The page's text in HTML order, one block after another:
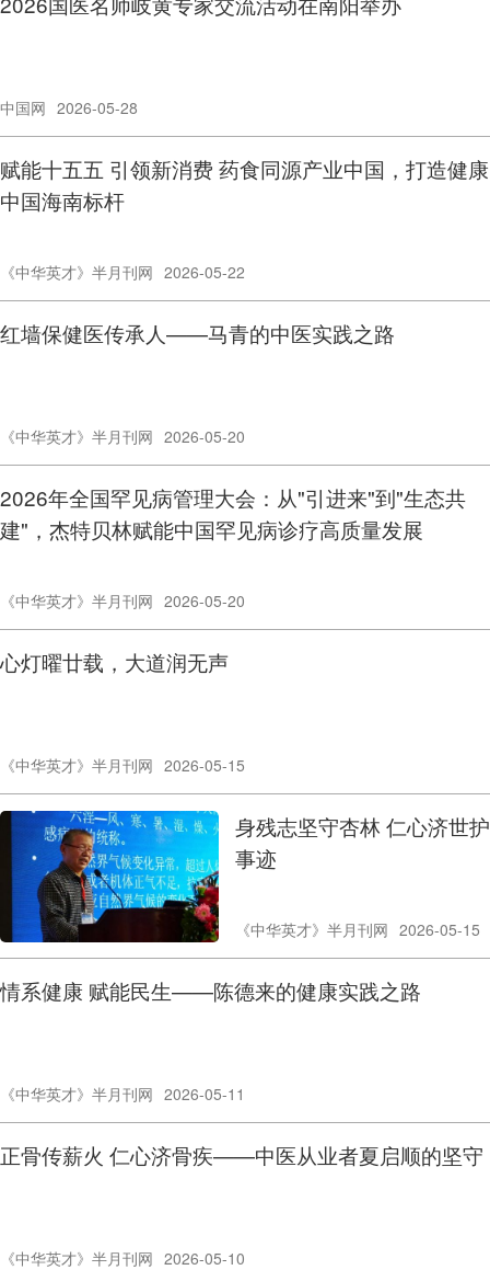
中国网 2026-05-28
赋能十五五 引领新消费 药食同源产业中国，打造健康
中国海南标杆
《中华英才》半月刊网 2026-05-22
红墙保健医传承人——马青的中医实践之路
《中华英才》半月刊网 2026-05-20
2026年全国罕见病管理大会：从"引进来"到"生态共
建"，杰特贝林赋能中国罕见病诊疗高质量发展
《中华英才》半月刊网 2026-05-20
心灯曜廿载，大道润无声
《中华英才》半月刊网 2026-05-15
身残志坚守杏林 仁心济世
事迹
《中华英才》半月刊网 2026-05-15
情系健康 赋能民生——陈德来的健康实践之路
《中华英才》半月刊网 2026-05-11
正骨传薪火 仁心济骨疾——中医从业者夏启顺的坚守
《中华英才》半月刊网 2026-05-10